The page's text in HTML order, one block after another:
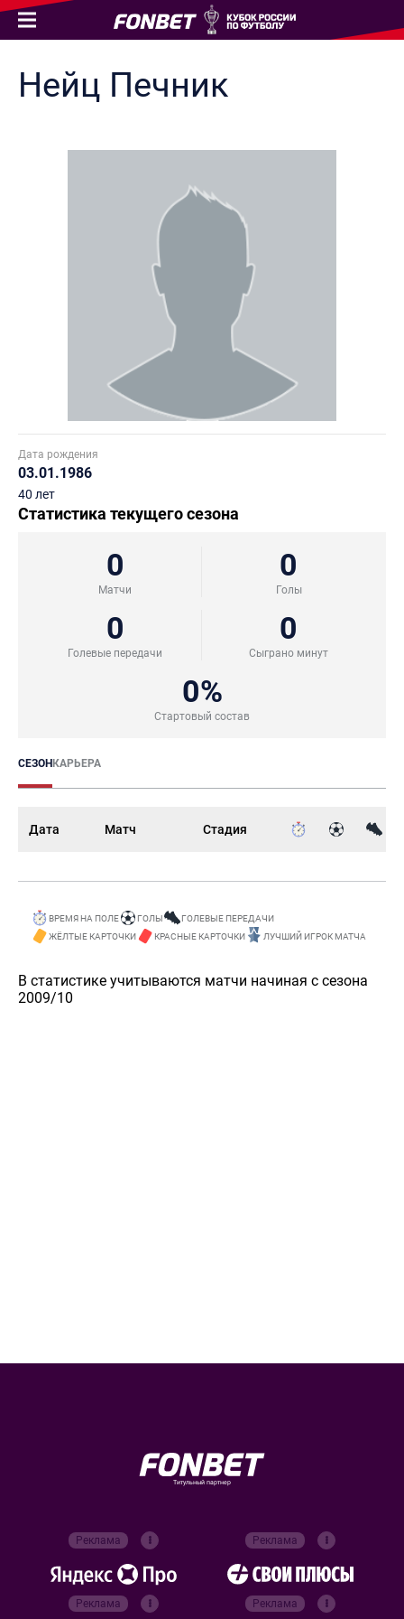
Нейц Печник
Дата рождения
03.01.1986
40 лет
Статистика текущего сезона
0
Матчи
0
Голы
0
Голевые передачи
0
Сыграно минут
0%
Стартовый состав
СЕЗОНКАРЬЕРА
Дата Матч Стадия
ВРЕМЯ НА ПОЛЕ ГОЛЫ
ГОЛЕВЫЕ ПЕРЕДАЧИ
ЖЁЛТЫЕ КАРТОЧКИ
КРАСНЫЕ КАРТОЧКИ ЛУЧШИЙ ИГРОК МАТЧА
В статистике учитываются матчи начиная с сезона
2009/10
Титульный партнер
Реклама Реклама
Реклама Реклама